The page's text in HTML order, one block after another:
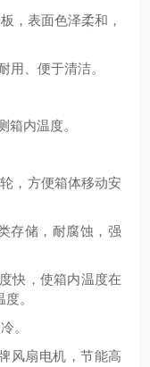
， 表面色泽柔和 ，
用、便于清洁。
箱内温度。
，方便箱体移动安
存储，耐腐蚀，强
快，使箱内温度在
。
。
风扇电机，节能高